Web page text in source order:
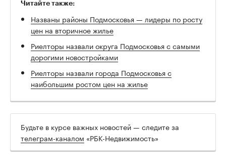
Читайте также:
Названы районы Подмосковья — лидеры по росту
цен на вторичное жилье
Риелторы назвали округа Подмосковья с самыми
дорогими новостройками
Риелторы назвали города Подмосковья с
наибольшим ростом цен на жилье
Будьте в курсе важных новостей — следите за
телеграм-каналом «РБК-Недвижимость»